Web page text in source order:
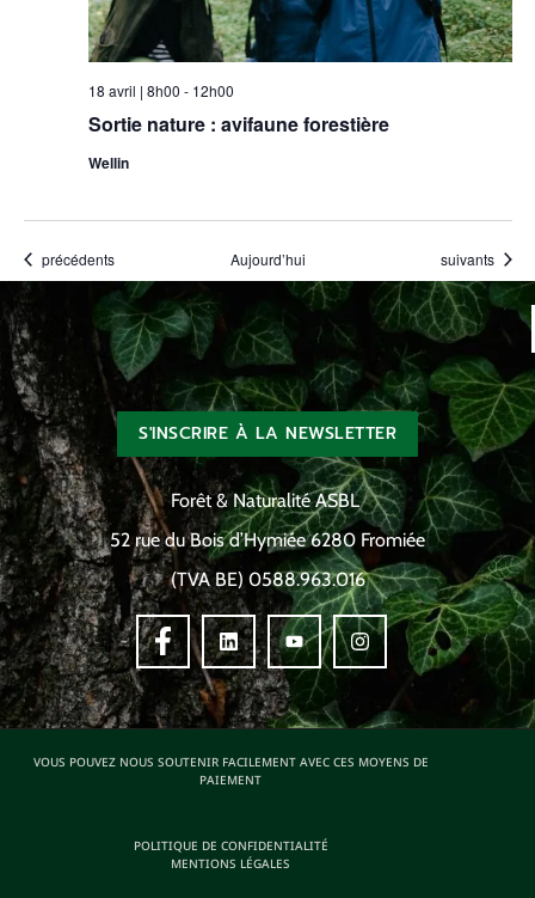
Sortie nature : avifaune forestière
18 avril | 8h00 - 12h00
Wellin
Évènements
précédents Aujourd’hui Évènements
suivants
S'INSCRIRE À LA NEWSLETTER
Forêt & Naturalité ASBL
52 rue du Bois d’Hymiée 6280 Fromiée
(TVA BE) 0588.963.016
POLITIQUE DE CONFIDENTIALITÉ
MENTIONS LÉGALES
VOUS POUVEZ NOUS SOUTENIR FACILEMENT AVEC CES MOYENS DE
PAIEMENT